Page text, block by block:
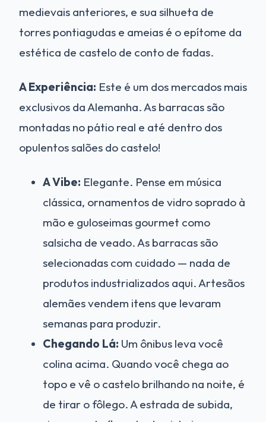
medievais anteriores, e sua silhueta de
torres pontiagudas e ameias é o epítome da
estética de castelo de conto de fadas.
A Experiência: Este é um dos mercados mais
exclusivos da Alemanha. As barracas são
montadas no pátio real e até dentro dos
opulentos salões do castelo!
A Vibe: Elegante. Pense em música
clássica, ornamentos de vidro soprado à
mão e guloseimas gourmet como
salsicha de veado. As barracas são
selecionadas com cuidado — nada de
produtos industrializados aqui. Artesãos
alemães vendem itens que levaram
semanas para produzir.
Chegando Lá: Um ônibus leva você
colina acima. Quando você chega ao
topo e vê o castelo brilhando na noite, é
de tirar o fôlego. A estrada de subida,